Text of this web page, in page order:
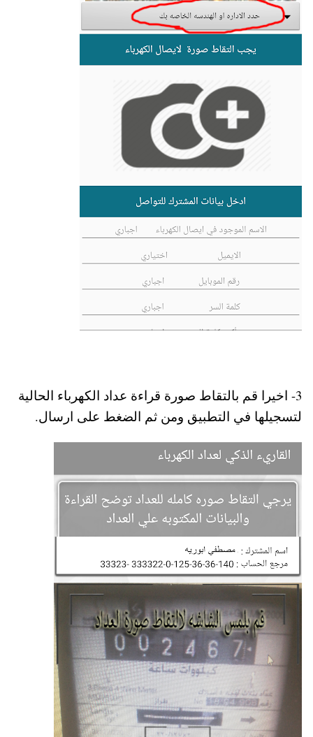
3- اخيرا قم بالتقاط صورة قراءة عداد الكهرباء الحالية
لتسجيلها في التطبيق ومن ثم الضغط على ارسال.